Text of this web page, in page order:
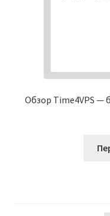
Обзор Time4VPS —